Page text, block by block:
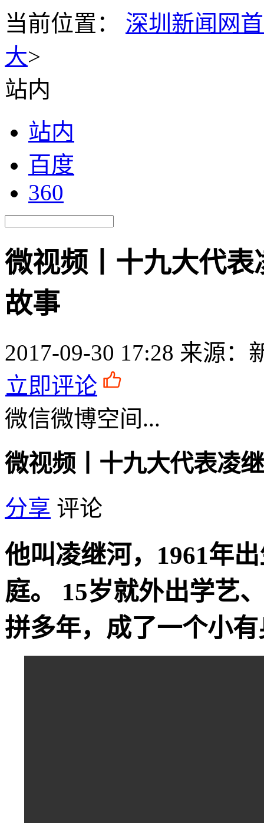
当前位置： 深圳新闻网
大>
站内
站内
百度
360
微视频丨十九大代
故事
2017-09-30 17:28 来源：
立即评论
微信微博空间...
微视频丨十九大代表凌
分享 评论
他叫凌继河，1961年
庭。 15岁就外出学艺
拼多年，成了一个小